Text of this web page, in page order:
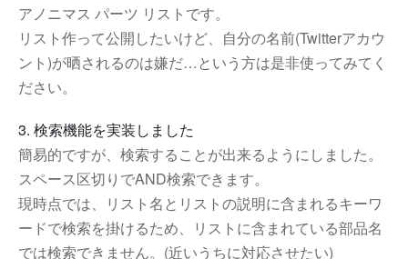
アノニマス パーツ リストです。
リスト作って公開したいけど、自分の名前(Twitterアカウ
ント)が晒されるのは嫌だ…という方は是非使ってみてく
ださい。
3. 検索機能を実装しました
簡易的ですが、検索することが出来るようにしました。
スペース区切りでAND検索できます。
現時点では、リスト名とリストの説明に含まれるキーワ
ードで検索を掛けるため、リストに含まれている部品名
では検索できません。(近いうちに対応させたい)